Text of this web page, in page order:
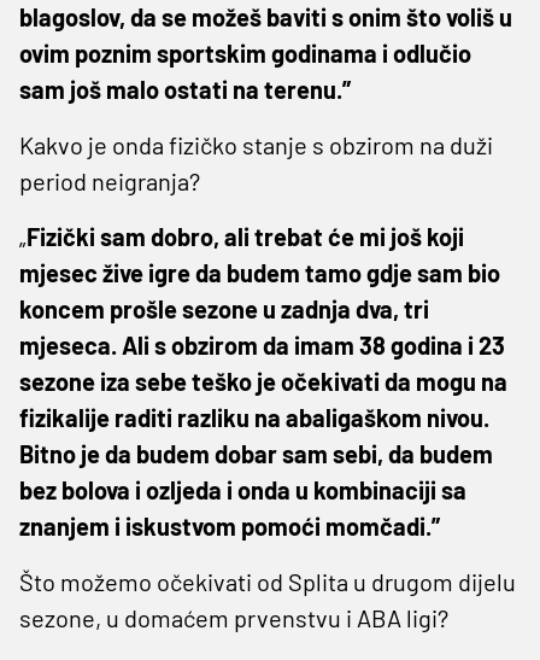
blagoslov, da se možeš baviti s onim što voliš u
ovim poznim sportskim godinama i odlučio
sam još malo ostati na terenu.”
Kakvo je onda fizičko stanje s obzirom na duži
period neigranja?
„Fizički sam dobro, ali trebat će mi još koji
mjesec žive igre da budem tamo gdje sam bio
koncem prošle sezone u zadnja dva, tri
mjeseca. Ali s obzirom da imam 38 godina i 23
sezone iza sebe teško je očekivati da mogu na
fizikalije raditi razliku na abaligaškom nivou.
Bitno je da budem dobar sam sebi, da budem
bez bolova i ozljeda i onda u kombinaciji sa
znanjem i iskustvom pomoći momčadi.”
Što možemo očekivati od Splita u drugom dijelu
sezone, u domaćem prvenstvu i ABA ligi?